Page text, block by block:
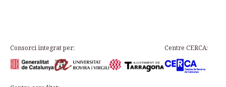
Consorci integrat per: Centre CERCA: